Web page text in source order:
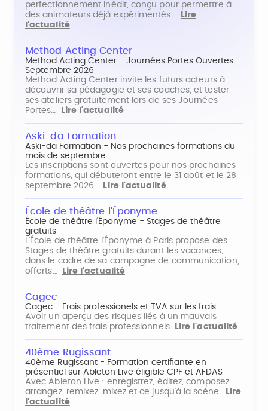
perfectionnement inédit, conçu pour permettre à
des animateurs déjà expérimentés…
Lire
l'actualité
Method Acting Center
Method Acting Center - Journées Portes Ouvertes –
Septembre 2026
Method Acting Center invite les futurs acteurs à
découvrir sa pédagogie et ses coaches, et tester
ses ateliers gratuitement lors de ses Journées
Portes…
Lire l'actualité
Aski-da Formation
Aski-da Formation - Nos prochaines formations du
mois de septembre
Les inscriptions sont ouvertes pour nos prochaines
formations, qui débuteront entre le 31 août et le 28
septembre 2026.
Lire l'actualité
École de théâtre l'Éponyme
École de théâtre l'Éponyme - Stages de théâtre
gratuits
L'École de théâtre l'Éponyme à Paris propose des
Stages de théâtre gratuits durant les vacances,
dans le cadre de sa campagne de communication,
offerts…
Lire l'actualité
Cagec
Cagec - Frais professionels et TVA sur les frais
Avoir un aperçu des risques liés à un mauvais
traitement des frais professionnels
Lire l'actualité
40ème Rugissant
40ème Rugissant - Formation certifiante en
présentiel sur Ableton Live éligible CPF et AFDAS
Avec Ableton Live : enregistrez, éditez, composez,
arrangez, remixez, mixez et ce jusqu'à la scène.
Lire
l'actualité